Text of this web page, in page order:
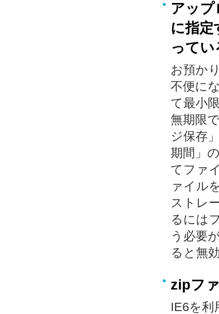
アップ
に指定
ってい
お預か
不便に
て最小
無期限
ジ保存
期間」
てファ
ァイル
ストレ
るには
う必要
ると無
zipフ
IE6を利